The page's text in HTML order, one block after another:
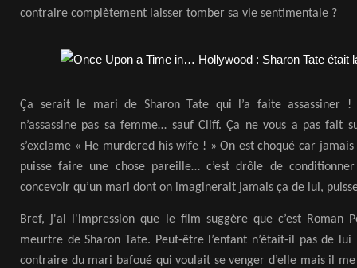
contraire complètement laisser tomber sa vie sentimentale ?
Ça serait le mari de Sharon Tate qui l’a faite assassiner
n’assassine pas sa femme… sauf Cliff. Ça ne vous a pas fait
s’exclame « He murdered his wife ! » On est choqué car
puisse faire une chose pareille… c’est drôle de
concevoir qu’un mari dont on imaginerait jamais ça de lui,
Bref, j'ai l'impression que le film suggère que c’est Roman
meurtre de Sharon Tate. Peut-être l’enfant n’était-il pas de lui
contraire du mari bafoué qui voulait se venger d’elle mais il